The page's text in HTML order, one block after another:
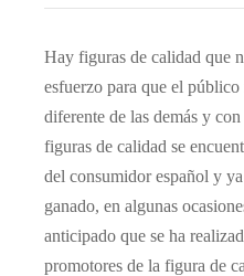
Hay figuras de calidad que
esfuerzo para que el
diferente de las demás y
figuras de calidad se
del consumidor español y
ganado, en algunas
anticipado que se ha
promotores de la figura de